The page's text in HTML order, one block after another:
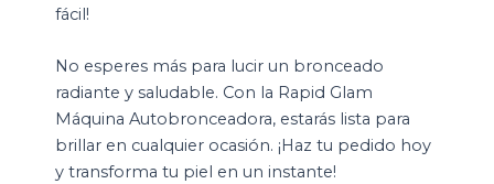
fácil!
No esperes más para lucir un bronceado
radiante y saludable. Con la Rapid Glam
Máquina Autobronceadora, estarás lista para
brillar en cualquier ocasión. ¡Haz tu pedido hoy
y transforma tu piel en un instante!